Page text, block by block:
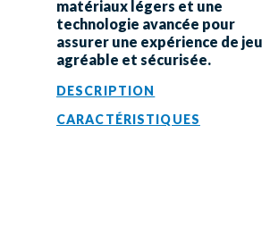
matériaux légers et une
technologie avancée pour
assurer une expérience de jeu
agréable et sécurisée.
DESCRIPTION
CARACTÉRISTIQUES